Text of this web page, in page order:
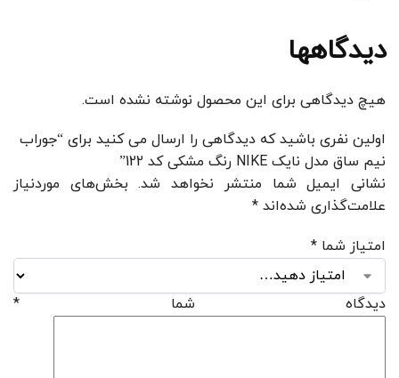
دیدگاهها
هیچ دیدگاهی برای این محصول نوشته نشده است.
اولین نفری باشید که دیدگاهی را ارسال می کنید برای “جوراب
نیم ساق مدل نایک NIKE رنگ مشکی کد 122”
نشانی ایمیل شما منتشر نخواهد شد. بخش‌های موردنیاز
علامت‌گذاری شده‌اند *
امتیاز شما *
دیدگاه شما *